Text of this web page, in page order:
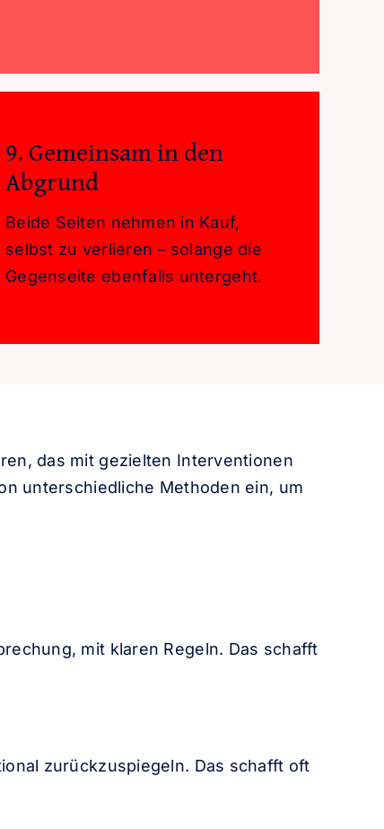
9. Gemeinsam in den
Abgrund
Beide Seiten nehmen in Kauf,
selbst zu verlieren – solange die
Gegenseite ebenfalls untergeht.
das mit gezielten Interventionen
unterschiedliche Methoden ein, um
mit klaren Regeln. Das schafft
zurückzuspiegeln. Das schafft oft